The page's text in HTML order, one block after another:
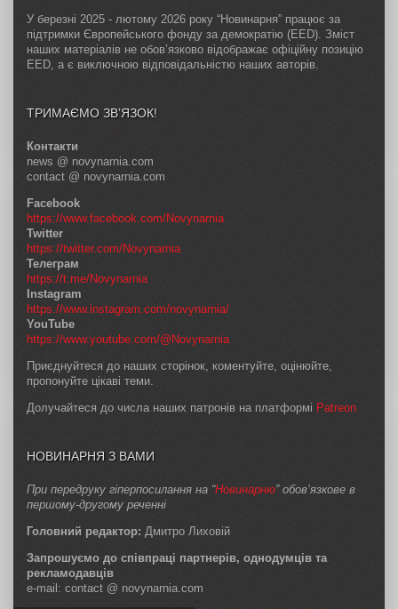
У березні 2025 - лютому 2026 року “Новинарня” працює за
підтримки Європейського фонду за демократію (EED). Зміст
наших матеріалів не обов’язково відображає офіційну позицію
EED, а є виключною відповідальністю наших авторів.
ТРИМАЄМО ЗВ’ЯЗОК!
Контакти
news @ novynarnia.com
contact @ novynarnia.com
Facebook
https://www.facebook.com/Novynarnia
Twitter
https://twitter.com/Novynarnia
Телеграм
https://t.me/Novynarnia
Instagram
https://www.instagram.com/novynarnia/
YouTube
https://www.youtube.com/@Novynarnia
Приєднуйтеся до наших сторінок, коментуйте, оцінюйте,
пропонуйте цікаві теми.
Долучайтеся до числа наших патронів на платформі Patreon
НОВИНАРНЯ З ВАМИ
При передруку гіперпосилання на “Новинарню” обов’язкове в
першому-другому реченні
Головний редактор: Дмитро Лиховій
Запрошуємо до співпраці партнерів, однодумців та
рекламодавців
e-mail: contact @ novynarnia.com